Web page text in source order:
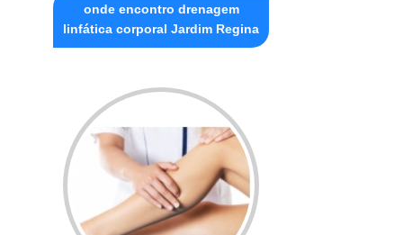
onde encontro drenagem
linfática corporal Jardim Regina